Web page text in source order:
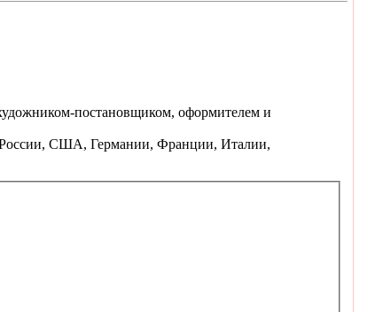
постановщиком, оформителем и
России, США, Германии, Франции, Италии,